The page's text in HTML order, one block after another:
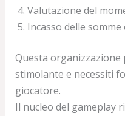
Valutazione del
Incasso delle
Questa
stimolante e necessiti
giocatore.
Il nucleo del gameplay